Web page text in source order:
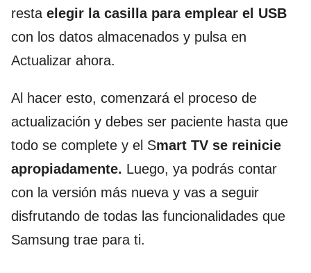
resta elegir la casilla para emplear el USB
con los datos almacenados y pulsa en
Actualizar ahora.
Al hacer esto, comenzará el proceso de
actualización y debes ser paciente hasta que
todo se complete y el Smart TV se reinicie
apropiadamente. Luego, ya podrás contar
con la versión más nueva y vas a seguir
disfrutando de todas las funcionalidades que
Samsung trae para ti.